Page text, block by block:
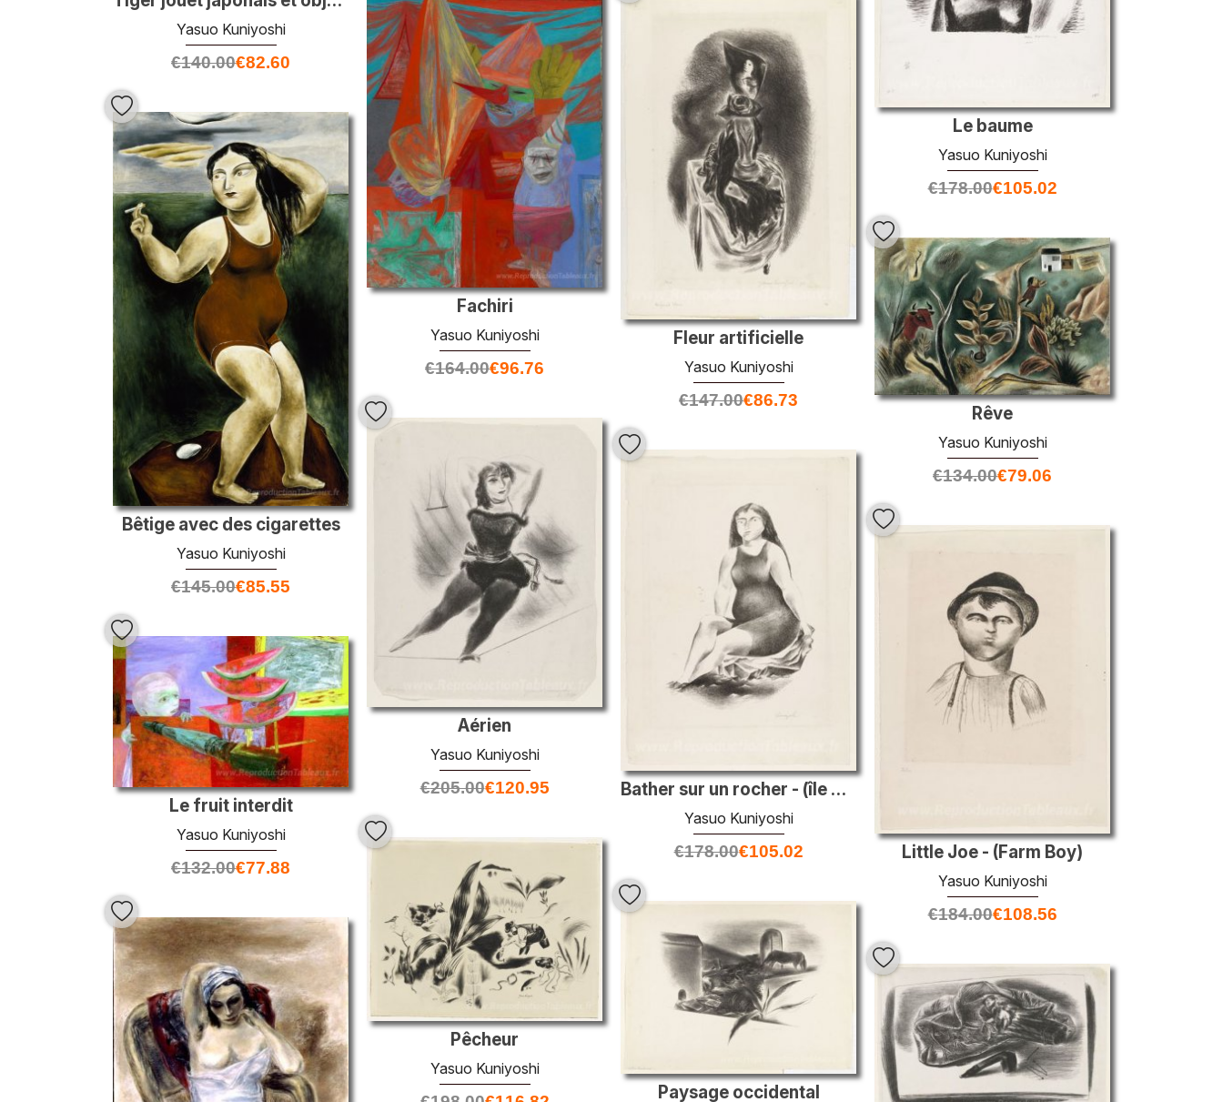
Le baume
Yasuo Kuniyoshi
€178.00€105.02
Yasuo Kuniyoshi
€140.00€82.60
Fachiri
Yasuo Kuniyoshi
€164.00€96.76
Fleur artificielle
Yasuo Kuniyoshi
€147.00€86.73
Bêtige avec des cigarettes
Yasuo Kuniyoshi
€145.00€85.55
Rêve
Yasuo Kuniyoshi
€134.00€79.06
Aérien
Yasuo Kuniyoshi
€205.00€120.95 Bather sur un rocher - (île de bonheur)
Yasuo Kuniyoshi
€178.00€105.02 Little Joe - (Farm Boy)
Yasuo Kuniyoshi
€184.00€108.56
Le fruit interdit
Yasuo Kuniyoshi
€132.00€77.88
Pêcheur
Yasuo Kuniyoshi
Paysage occidental